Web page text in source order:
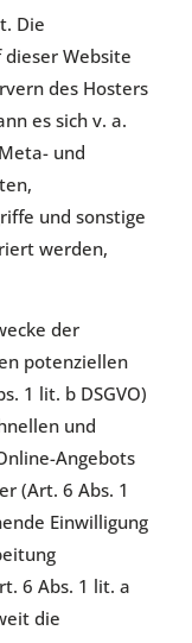
Die
Website
des Hosters
es sich v. a.
und
und sonstige
werden,
der
potenziellen
1 lit. b DSGVO)
und
Angebots
(Art. 6 Abs. 1
Einwilligung
6 Abs. 1 lit. a
die